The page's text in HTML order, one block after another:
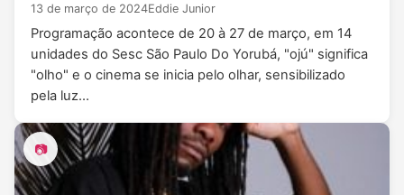
13 de março de 2024Eddie Junior
Programação acontece de 20 à 27 de março, em 14
unidades do Sesc São Paulo Do Yorubá, "ojú" significa
"olho" e o cinema se inicia pelo olhar, sensibilizado
pela luz…
📷